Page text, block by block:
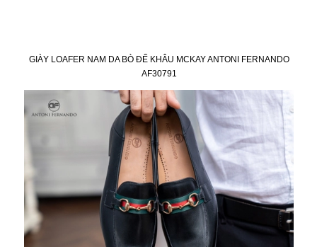
GIÀY LOAFER NAM DA BÒ ĐẾ KHÂU MCKAY ANTONI FERNANDO
AF30791